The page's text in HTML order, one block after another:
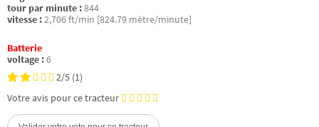
tour par minute :844
vitesse :2,706 ft/min [824.79 mètre/minute]
Batterie
voltage :6
2/5 (1)
Votre avis pour ce tracteur